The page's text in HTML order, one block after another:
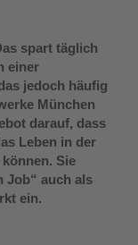
spart täglich
einer
jedoch häufig
München
darauf, dass
Leben in der
Sie
Job“ auch als
ein.